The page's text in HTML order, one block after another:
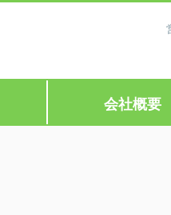
会社概要